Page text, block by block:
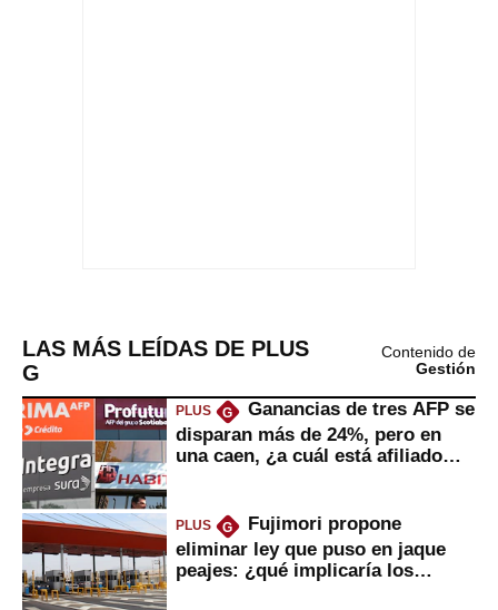
LAS MÁS LEÍDAS DE PLUS
G
Contenido de
Gestión
PLUS G
Ganancias de tres AFP se
disparan más de 24%, pero en
una caen, ¿a cuál está afiliado
PLUS G
Fujimori propone
eliminar ley que puso en jaque
peajes: ¿qué implicaría los